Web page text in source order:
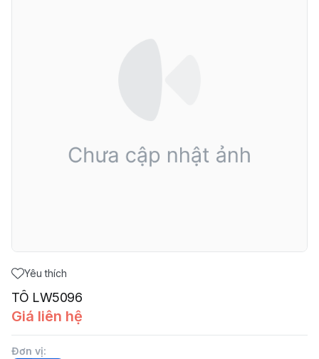
Yêu thích
TÔ LW5096
Giá liên hệ
Đơn vị: